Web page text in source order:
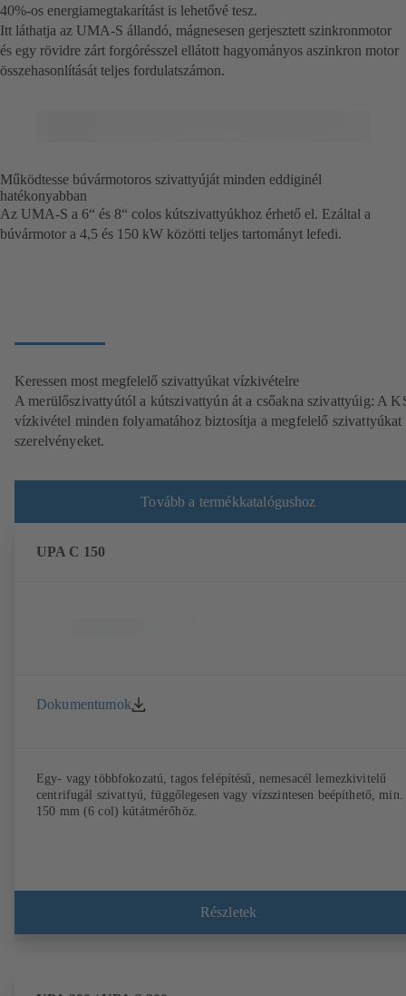
40%-os energiamegtakarítást is lehetővé tesz.
Itt láthatja az UMA-S állandó, mágnesesen gerjesztett szinkronmotor
és egy rövidre zárt forgórésszel ellátott hagyományos aszinkron motor
összehasonlítását teljes fordulatszámon.
Működtesse búvármotoros szivattyúját minden eddiginél
hatékonyabban
Az UMA-S a 6“ és 8“ colos kútszivattyúkhoz érhető el. Ezáltal a
búvármotor a 4,5 és 150 kW közötti teljes tartományt lefedi.
Keressen most megfelelő szivattyúkat vízkivételre
A merülőszivattyútól a kútszivattyún át a csőakna szivattyúig: A
vízkivétel minden folyamatához biztosítja a megfelelő szivattyúkat
szerelvényeket.
Tovább a termékkatalógushoz
UPA C 150
Dokumentumok
Egy- vagy többfokozatú, tagos felépítésű, nemesacél lemezkivitelű
centrifugál szivattyú, függőlegesen vagy vízszintesen beépíthető, min.
150 mm (6 col) kútátmérőhöz.
Részletek